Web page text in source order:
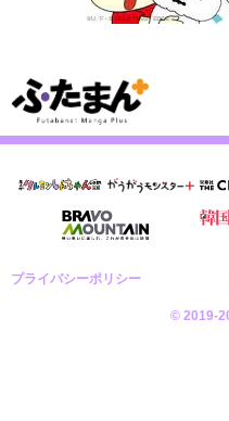
プライバシーポリシー
© 2019-